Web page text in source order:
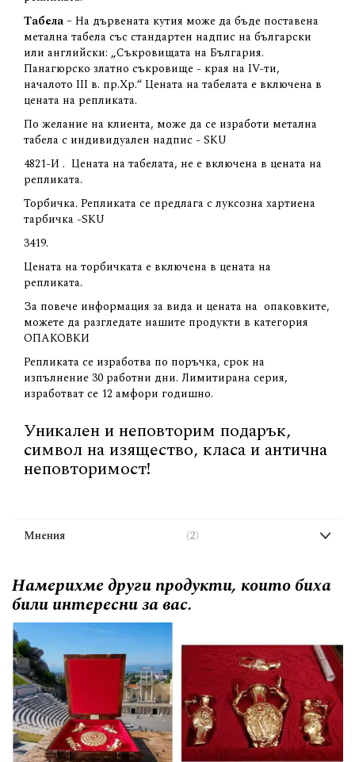
Табела– На дървената кутия може да бъде поставена
метална табела със стандартен надпис на български
или английски: „Съкровищата на България.
Панагюрско златно съкровище - края на IV-ти,
началото III в. пр.Хр.“ Цената на табелата е включена в
цената на репликата.
По желание на клиента, може да се изработи метална
табела с индивидуален надпис - SKU
4821-И . Цената на табелата, не е включена в цената на
репликата.
Торбичка. Репликата се предлага с луксозна хартиена
тарбичка -SKU
3419.
Цената на торбичката е включена в цената на
репликата.
За повече информация за вида и цената на опаковките,
можете да разгледате нашите продукти в категория
ОПАКОВКИ
Репликата се изработва по поръчка, срок на
изпълнение 30 работни дни. Лимитирана серия,
изработват се 12 амфори годишно.
Уникален и неповторим подарък,
символ на изящество, класа и антична
неповторимост!
Мнения 2
Намерихме други продукти, които биха
били интересни за вас.